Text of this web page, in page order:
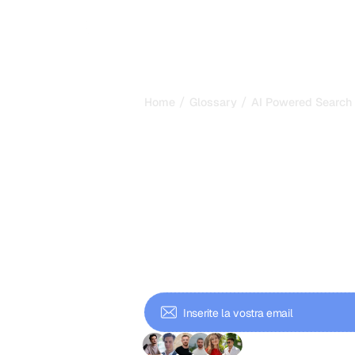
Home / Glossary / AI Powered Search